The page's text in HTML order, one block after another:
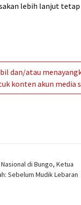
lebih lanjut
dan/atau
konten akun media
di Bungo, Ketua
Sebelum Mudik Lebaran